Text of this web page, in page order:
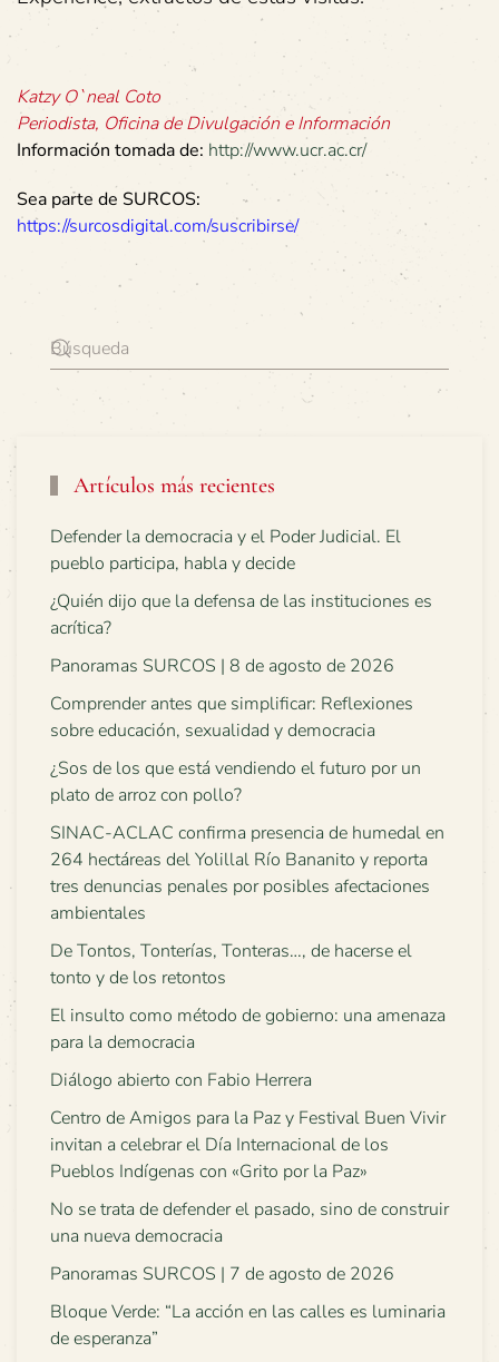
Katzy O`neal Coto
Periodista, Oficina de Divulgación e Información
Información tomada de: http://www.ucr.ac.cr/
Sea parte de SURCOS:
https://surcosdigital.com/suscribirse/
Artículos más recientes
Defender la democracia y el Poder Judicial. El
pueblo participa, habla y decide
¿Quién dijo que la defensa de las instituciones es
acrítica?
Panoramas SURCOS | 8 de agosto de 2026
Comprender antes que simplificar: Reflexiones
sobre educación, sexualidad y democracia
¿Sos de los que está vendiendo el futuro por un
plato de arroz con pollo?
SINAC-ACLAC confirma presencia de humedal en
264 hectáreas del Yolillal Río Bananito y reporta
tres denuncias penales por posibles afectaciones
ambientales
De Tontos, Tonterías, Tonteras…, de hacerse el
tonto y de los retontos
El insulto como método de gobierno: una amenaza
para la democracia
Diálogo abierto con Fabio Herrera
Centro de Amigos para la Paz y Festival Buen Vivir
invitan a celebrar el Día Internacional de los
Pueblos Indígenas con «Grito por la Paz»
No se trata de defender el pasado, sino de construir
una nueva democracia
Panoramas SURCOS | 7 de agosto de 2026
Bloque Verde: “La acción en las calles es luminaria
de esperanza”